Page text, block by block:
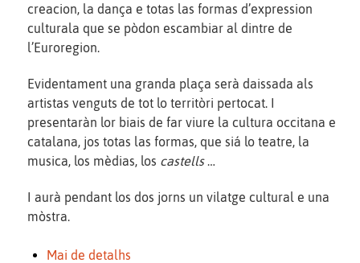
creacion, la dança e totas las formas d’expression
culturala que se pòdon escambiar al dintre de
l’Euroregion.
Evidentament una granda plaça serà daissada als
artistas venguts de tot lo territòri pertocat. I
presentaràn lor biais de far viure la cultura occitana e
catalana, jos totas las formas, que siá lo teatre, la
musica, los mèdias, los castells…
I aurà pendant los dos jorns un vilatge cultural e una
mòstra.
Mai de detalhs